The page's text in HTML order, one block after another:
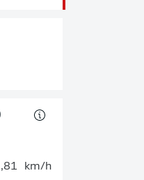
km/h